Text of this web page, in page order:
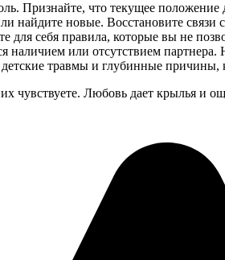
Признайте, что текущее положение
найдите новые. Восстановите связи
для себя правила, которые вы не
наличием или отсутствием партнера.
травмы и глубинные
Любовь дает крылья и